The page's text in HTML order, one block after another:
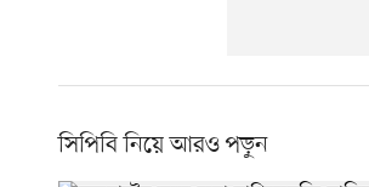
সিপিবি নিয়ে আরও পড়ুন